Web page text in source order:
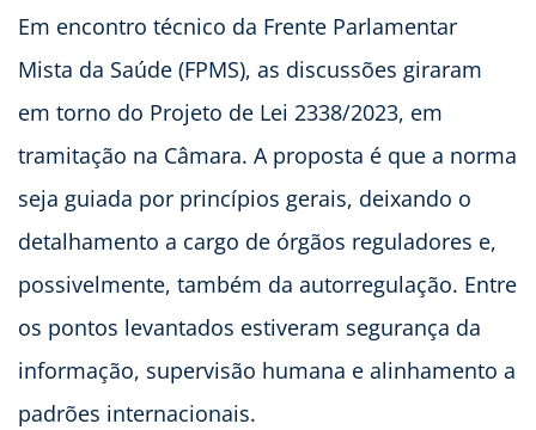
Em encontro técnico da Frente Parlamentar
Mista da Saúde (FPMS), as discussões giraram
em torno do Projeto de Lei 2338/2023, em
tramitação na Câmara. A proposta é que a norma
seja guiada por princípios gerais, deixando o
detalhamento a cargo de órgãos reguladores e,
possivelmente, também da autorregulação. Entre
os pontos levantados estiveram segurança da
informação, supervisão humana e alinhamento a
padrões internacionais.